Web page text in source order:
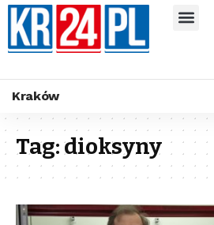
Kraków
Tag:dioksyny